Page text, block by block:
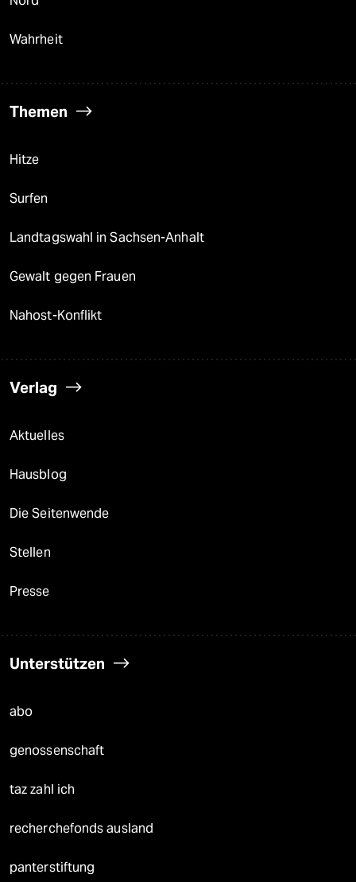
Wahrheit
Themen
Hitze
Surfen
Landtagswahl in Sachsen-Anhalt
Gewalt gegen Frauen
Nahost-Konflikt
Verlag
Aktuelles
Hausblog
Die Seitenwende
Stellen
Presse
Unterstützen
abo
genossenschaft
taz zahl ich
recherchefonds ausland
panterstiftung